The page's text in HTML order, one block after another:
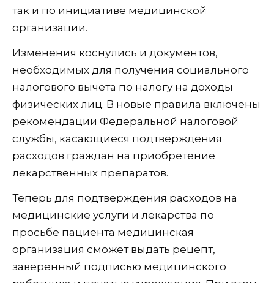
так и по инициативе медицинской
организации.
Изменения коснулись и документов,
необходимых для получения социального
налогового вычета по налогу на доходы
физических лиц. В новые правила включены
рекомендации Федеральной налоговой
службы, касающиеся подтверждения
расходов граждан на приобретение
лекарственных препаратов.
Теперь для подтверждения расходов на
медицинские услуги и лекарства по
просьбе пациента медицинская
организация сможет выдать рецепт,
заверенный подписью медицинского